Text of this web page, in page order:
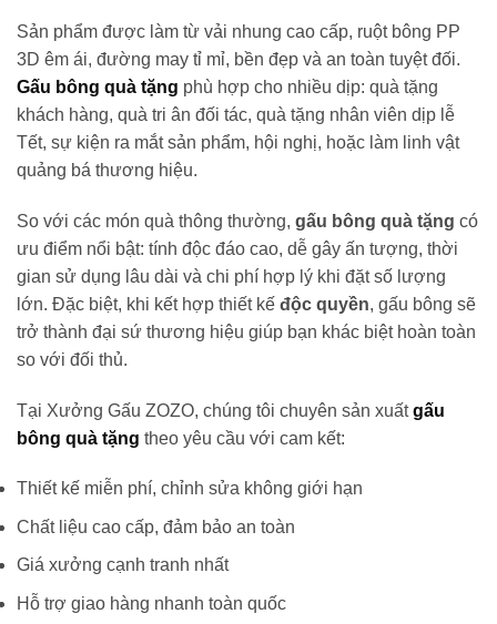
Sản phẩm được làm từ vải nhung cao cấp, ruột bông PP
3D êm ái, đường may tỉ mỉ, bền đẹp và an toàn tuyệt đối.
Gấu bông quà tặng phù hợp cho nhiều dịp: quà tặng
khách hàng, quà tri ân đối tác, quà tặng nhân viên dịp lễ
Tết, sự kiện ra mắt sản phẩm, hội nghị, hoặc làm linh vật
quảng bá thương hiệu.
So với các món quà thông thường, gấu bông quà tặng có
ưu điểm nổi bật: tính độc đáo cao, dễ gây ấn tượng, thời
gian sử dụng lâu dài và chi phí hợp lý khi đặt số lượng
lớn. Đặc biệt, khi kết hợp thiết kế độc quyền, gấu bông sẽ
trở thành đại sứ thương hiệu giúp bạn khác biệt hoàn toàn
so với đối thủ.
Tại Xưởng Gấu ZOZO, chúng tôi chuyên sản xuấtgấu
bông quà tặng theo yêu cầu với cam kết:
Thiết kế miễn phí, chỉnh sửa không giới hạn
Chất liệu cao cấp, đảm bảo an toàn
Giá xưởng cạnh tranh nhất
Hỗ trợ giao hàng nhanh toàn quốc